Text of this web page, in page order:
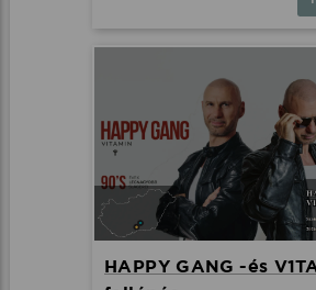
HAPPY GANG -és